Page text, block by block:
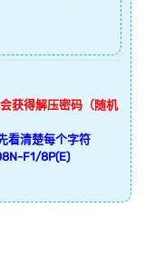
获得解压密码（随机
看清楚每个字符
F1/8P(E)